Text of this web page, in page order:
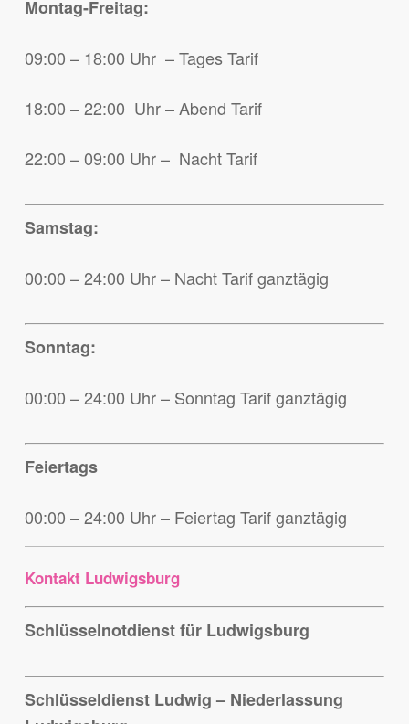
Montag-Freitag:
09:00 – 18:00 Uhr – Tages Tarif
18:00 – 22:00 Uhr – Abend Tarif
22:00 – 09:00 Uhr – Nacht Tarif
Samstag:
00:00 – 24:00 Uhr – Nacht Tarif ganztägig
Sonntag:
00:00 – 24:00 Uhr – Sonntag Tarif ganztägig
Feiertags
00:00 – 24:00 Uhr – Feiertag Tarif ganztägig
Kontakt Ludwigsburg
Schlüsselnotdienst für Ludwigsburg
Schlüsseldienst Ludwig – Niederlassung